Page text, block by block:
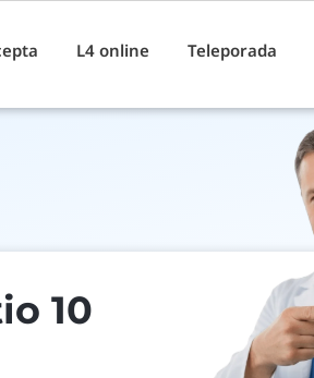
L4 online Teleporada
10